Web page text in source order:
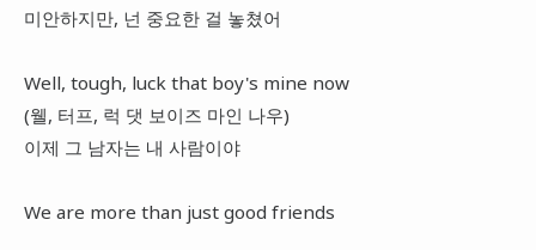
미안하지만, 넌 중요한 걸 놓쳤어
Well, tough, luck that boy's mine now
(웰, 터프, 럭 댓 보이즈 마인 나우)
이제 그 남자는 내 사람이야
We are more than just good friends